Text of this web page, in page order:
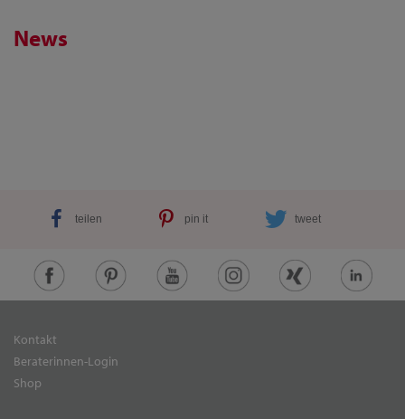
News
teilen pin it tweet
Kontakt
Beraterinnen-Login
Shop